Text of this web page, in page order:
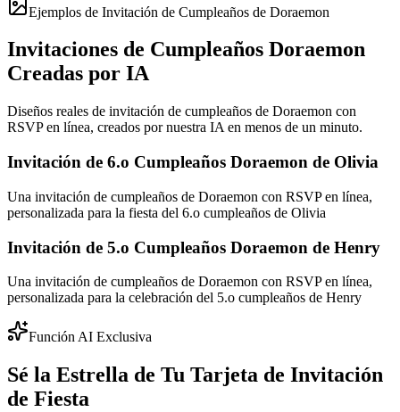
Ejemplos de Invitación de Cumpleaños de Doraemon
Invitaciones de Cumpleaños Doraemon
Creadas por IA
Diseños reales de invitación de cumpleaños de Doraemon con
RSVP en línea, creados por nuestra IA en menos de un minuto.
Invitación de 6.o Cumpleaños Doraemon de Olivia
Una invitación de cumpleaños de Doraemon con RSVP en línea,
personalizada para la fiesta del 6.o cumpleaños de Olivia
Invitación de 5.o Cumpleaños Doraemon de Henry
Una invitación de cumpleaños de Doraemon con RSVP en línea,
personalizada para la celebración del 5.o cumpleaños de Henry
Función AI Exclusiva
Sé la Estrella de Tu Tarjeta de Invitación
de Fiesta